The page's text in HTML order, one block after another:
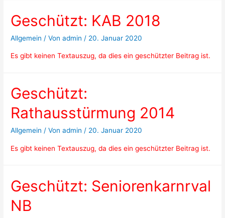
Geschützt: KAB 2018
Allgemein / Vonadmin / 20. Januar 2020
Es gibt keinen Textauszug, da dies ein geschützter Beitrag ist.
Geschützt:
Rathausstürmung 2014
Allgemein / Vonadmin / 20. Januar 2020
Es gibt keinen Textauszug, da dies ein geschützter Beitrag ist.
Geschützt: Seniorenkarnrval
NB